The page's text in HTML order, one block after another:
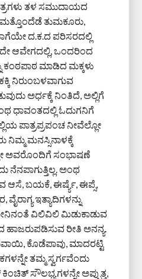
ತಳ ಸಮುದಾಯದ
ತುಮಕೂರು,
ದ.ಕ.ದ ಪರಿಸರದಲ್ಲಿ
ಆವೇಗದಲ್ಲಿ, ಒಂದರಿಂದ
ಕಂಠಪಾಠ ಮಾಡಿದ ಮಕ್ಕಳು
ನಿರುಂಬಳವಾಗುವ
ಅರ್ಧಕ್ಕೆ ನಿಂತಿದೆ, ಅಲ್ಲಿಗೆ
ಧಾವಂತದಲ್ಲಿ ಓದುಗನಿಗೆ
ಪಾತ್ರಪ್ರಪಂಚ ನೀವೆಲ್ಲೋ
ನಿಮ್ಮ ಮನಸ್ಸಿನಾಳಕ್ಕೆ
ಅವರೊಂದಿಗೆ ಸಂಭಾಷಣೆ
ನೆನಪಾಗುತ್ತಿಲ್ಲ. ಅಂಥ
ಆಸೆ, ಬಯಕೆ, ಈರ್ಷ್ಯೆ, ಈಪ್ಸೆ,
ವೈರಾಗ್ಯ ಇತ್ಯಾದಿಗಳನ್ನು
ವಿಲಿವಿಲಿ ಮಿಡುಕಾಡುವ
ರೀತಿ ಅನನ್ಯ.
ಕೊಡೆಪಾವು, ಮಾದರಟ್ಟಿ
ತಮ್ಮ ಸ್ವರ್ಗವೆಂದು
ಸೌಲಭ್ಯಗಳನ್ನೇ ಅಪ್ಪುತ್ತ,